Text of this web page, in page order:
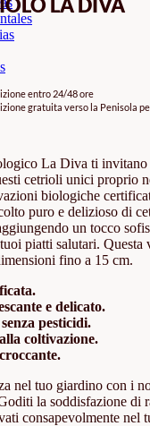
entro 24/48 ore
gratuita verso la Penisola
La Diva ti invitano
cetrioli unici proprio
biologiche
puro e delizioso di
un tocco
piatti salutari. Questa
fino a 15 cm.
e delicato.
pesticidi.
coltivazione.
nel tuo giardino con i
la soddisfazione di
consapevolmente nel